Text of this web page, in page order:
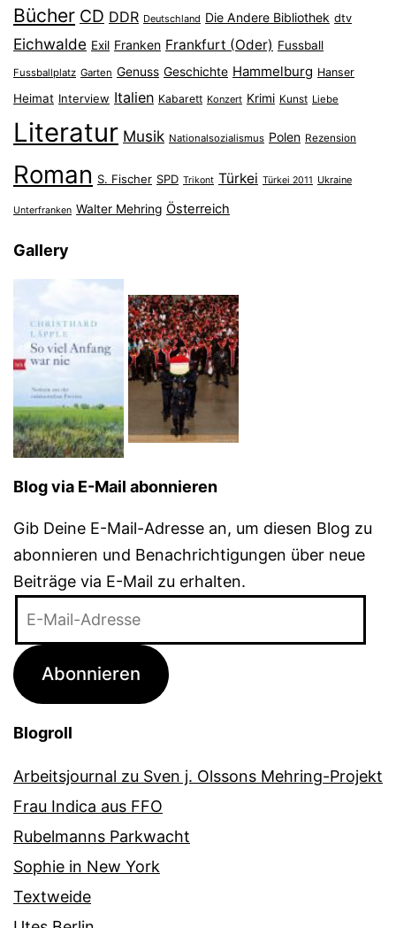
Bücher CD DDR Deutschland Die Andere Bibliothek dtv
Eichwalde Exil Franken Frankfurt (Oder) Fussball
Fussballplatz Garten Genuss Geschichte Hammelburg Hanser
Heimat Interview Italien Kabarett Konzert Krimi Kunst Liebe
Literatur Musik Nationalsozialismus Polen Rezension
Roman S. Fischer SPD Trikont Türkei Türkei 2011 Ukraine
Unterfranken Walter Mehring Österreich
Gallery
Blog via E-Mail abonnieren
Gib Deine E-Mail-Adresse an, um diesen Blog zu
abonnieren und Benachrichtigungen über neue
Beiträge via E-Mail zu erhalten.
Adresse
Abonnieren
Blogroll
Arbeitsjournal zu Sven j. Olssons Mehring-Projekt
Frau Indica aus FFO
Rubelmanns Parkwacht
Sophie in New York
Textweide